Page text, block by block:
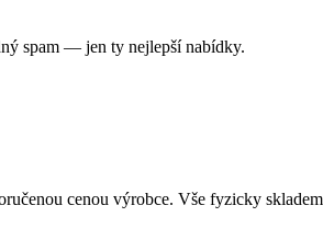
spam — jen ty nejlepší nabídky.
cenou výrobce. Vše fyzicky